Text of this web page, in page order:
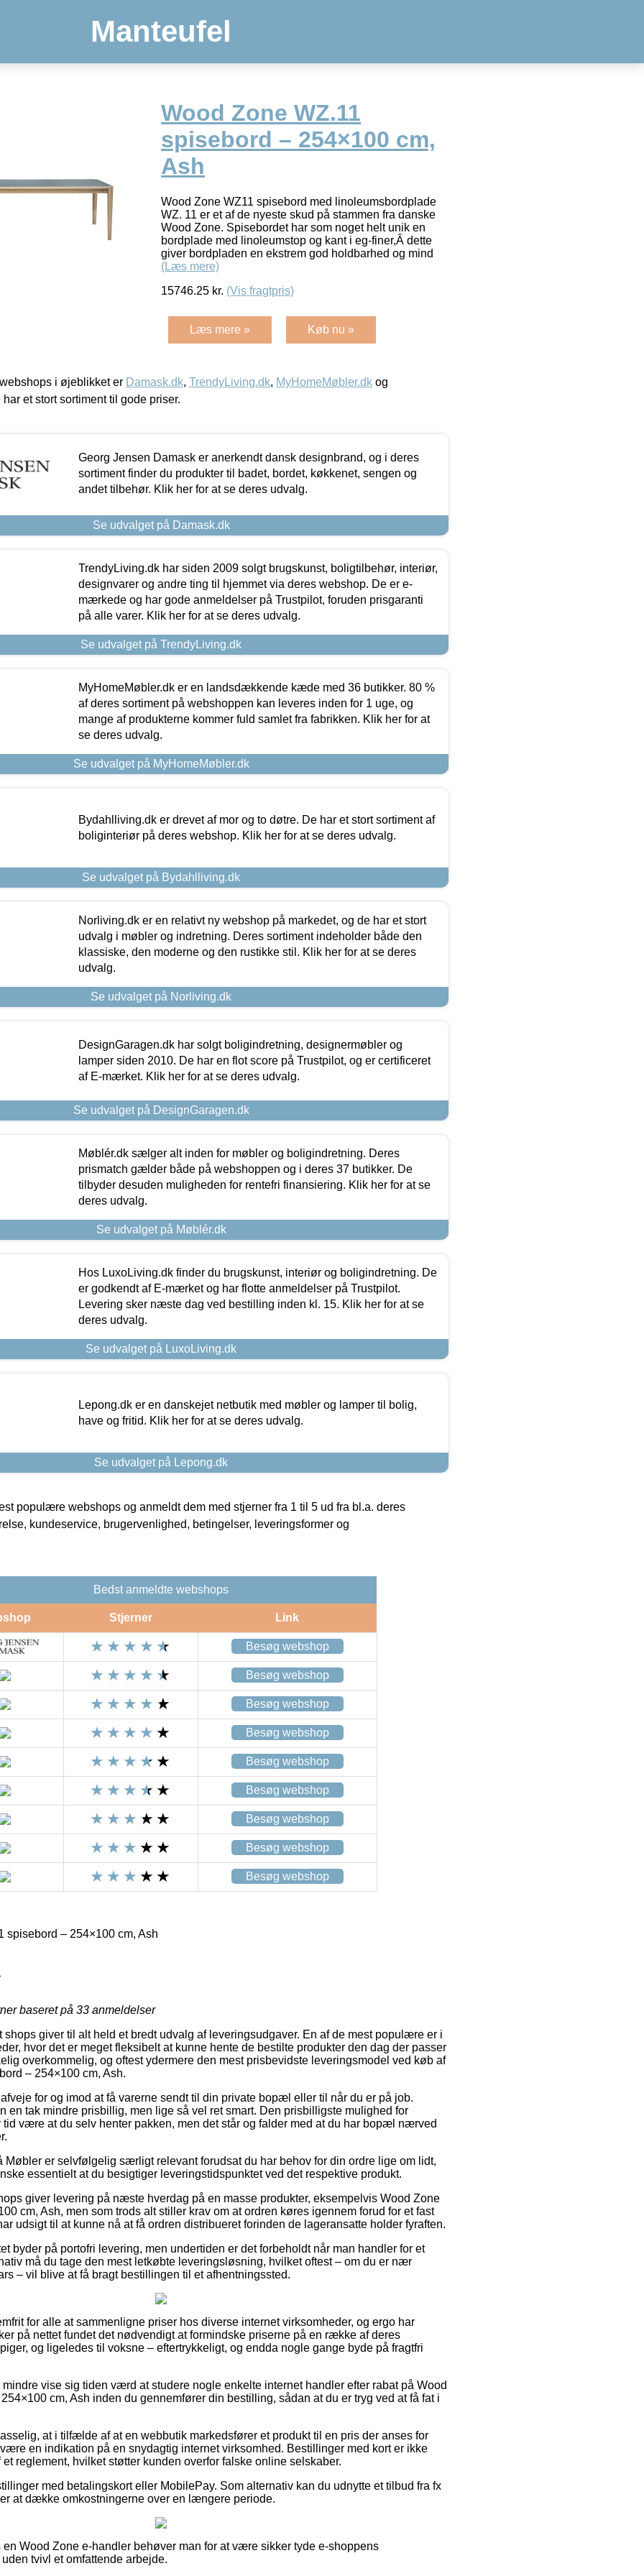
Manteufel
Wood Zone WZ.11
spisebord – 254×100 cm,
Ash
Wood Zone WZ11 spisebord med linoleumsbordplade
WZ. 11 er et af de nyeste skud på stammen fra danske
Wood Zone. Spisebordet har som noget helt unik en
bordplade med linoleumstop og kant i eg-finer,Â dette
giver bordpladen en ekstrem god holdbarhed og mind
(Læs mere)
15746.25 kr. (Vis fragtpris)
Læs mere » Køb nu »
i øjeblikket er Damask.dk, TrendyLiving.dk, MyHomeMøbler.dk og
har et stort sortiment til gode priser.
Georg Jensen Damask er anerkendt dansk designbrand, og i deres
sortiment finder du produkter til badet, bordet, køkkenet, sengen og
andet tilbehør. Klik her for at se deres udvalg.
Se udvalget på Damask.dk
TrendyLiving.dk har siden 2009 solgt brugskunst, boligtilbehør, interiør,
designvarer og andre ting til hjemmet via deres webshop. De er e-
mærkede og har gode anmeldelser på Trustpilot, foruden prisgaranti
på alle varer. Klik her for at se deres udvalg.
Se udvalget på TrendyLiving.dk
MyHomeMøbler.dk er en landsdækkende kæde med 36 butikker. 80 %
af deres sortiment på webshoppen kan leveres inden for 1 uge, og
mange af produkterne kommer fuld samlet fra fabrikken. Klik her for at
se deres udvalg.
Se udvalget på MyHomeMøbler.dk
Bydahlliving.dk er drevet af mor og to døtre. De har et stort sortiment af
boliginteriør på deres webshop. Klik her for at se deres udvalg.
Se udvalget på Bydahlliving.dk
Norliving.dk er en relativt ny webshop på markedet, og de har et stort
udvalg i møbler og indretning. Deres sortiment indeholder både den
klassiske, den moderne og den rustikke stil. Klik her for at se deres
udvalg.
Se udvalget på Norliving.dk
DesignGaragen.dk har solgt boligindretning, designermøbler og
lamper siden 2010. De har en flot score på Trustpilot, og er certificeret
af E-mærket. Klik her for at se deres udvalg.
Se udvalget på DesignGaragen.dk
Møblér.dk sælger alt inden for møbler og boligindretning. Deres
prismatch gælder både på webshoppen og i deres 37 butikker. De
tilbyder desuden muligheden for rentefri finansiering. Klik her for at se
deres udvalg.
Se udvalget på Møblér.dk
Hos LuxoLiving.dk finder du brugskunst, interiør og boligindretning. De
er godkendt af E-mærket og har flotte anmeldelser på Trustpilot.
Levering sker næste dag ved bestilling inden kl. 15. Klik her for at se
deres udvalg.
Se udvalget på LuxoLiving.dk
Lepong.dk er en danskejet netbutik med møbler og lamper til bolig,
have og fritid. Klik her for at se deres udvalg.
Se udvalget på Lepong.dk
populære webshops og anmeldt dem med stjerner fra 1 til 5 ud fra bl.a. deres
kundeservice, brugervenlighed, betingelser, leveringsformer og
Bedst anmeldte webshops
Stjerner Link
Besøg webshop
Besøg webshop
Besøg webshop
Besøg webshop
Besøg webshop
Besøg webshop
Besøg webshop
Besøg webshop
Besøg webshop
spisebord – 254×100 cm, Ash
baseret på 33 anmeldelser
shops giver til alt held et bredt udvalg af leveringsudgaver. En af de mest populære er i
hvor det er meget fleksibelt at kunne hente de bestilte produkter den dag der passer
overkommelig, og oftest ydermere den mest prisbevidste leveringsmodel ved køb af
– 254×100 cm, Ash.
for og imod at få varerne sendt til din private bopæl eller til når du er på job.
en tak mindre prisbillig, men lige så vel ret smart. Den prisbilligste mulighed for
være at du selv henter pakken, men det står og falder med at du har bopæl nærved
Møbler er selvfølgelig særligt relevant forudsat du har behov for din ordre lige om lidt,
essentielt at du besigtiger leveringstidspunktet ved det respektive produkt.
giver levering på næste hverdag på en masse produkter, eksempelvis Wood Zone
cm, Ash, men som trods alt stiller krav om at ordren køres igennem forud for et fast
udsigt til at kunne nå at få ordren distribueret forinden de lageransatte holder fyraften.
byder på portofri levering, men undertiden er det forbeholdt når man handler for et
må du tage den mest letkøbte leveringsløsning, hvilket oftest – om du er nær
– vil blive at få bragt bestillingen til et afhentningssted.
for alle at sammenligne priser hos diverse internet virksomheder, og ergo har
på nettet fundet det nødvendigt at formindske priserne på en række af deres
og ligeledes til voksne – eftertrykkeligt, og endda nogle gange byde på fragtfri
vise sig tiden værd at studere nogle enkelte internet handler efter rabat på Wood
cm, Ash inden du gennemfører din bestilling, sådan at du er tryg ved at få fat i
at i tilfælde af at en webbutik markedsfører et produkt til en pris der anses for
en indikation på en snydagtig internet virksomhed. Bestillinger med kort er ikke
reglement, hvilket støtter kunden overfor falske online selskaber.
med betalingskort eller MobilePay. Som alternativ kan du udnytte et tilbud fra fx
at dække omkostningerne over en længere periode.
Wood Zone e-handler behøver man for at være sikker tyde e-shoppens
tvivl et omfattende arbejde.